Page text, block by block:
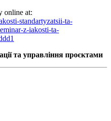
online at:
standartyzatsii-ta-
z-iakosti-ta-
та управління проєктами